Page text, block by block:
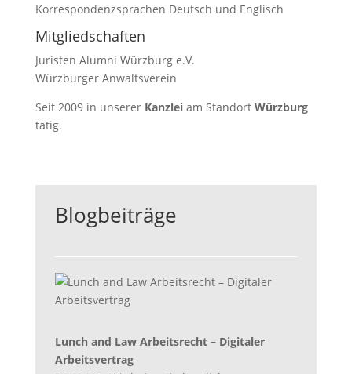
Korrespondenzsprachen Deutsch und Englisch
Mitgliedschaften
Juristen Alumni Würzburg e.V.
Würzburger Anwaltsverein
Seit 2009 in unserer Kanzleiam Standort Würzburg
tätig.
Blogbeiträge
Lunch and Law Arbeitsrecht – Digitaler
Arbeitsvertrag